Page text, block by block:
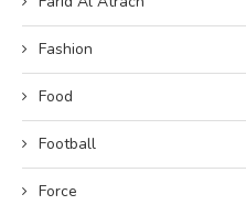
Fashion
Food
Football
Force